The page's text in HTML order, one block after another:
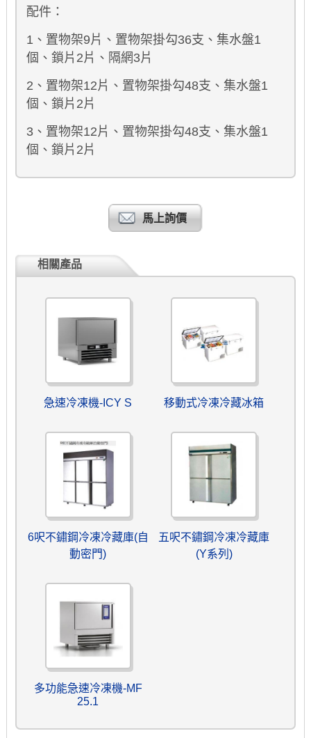
配件：
1、置物架9片、置物架掛勾36支、集水盤1
個、鎖片2片、隔網3片
2、置物架12片、置物架掛勾48支 、集水盤1
個、鎖片2片
3、置物架12片、置物架掛勾48支、集水盤1
個、鎖片2片
馬上詢價
相關產品
急速冷凍機-ICY S 移動式冷凍冷藏冰箱
6呎不鏽鋼冷凍冷藏庫(自
動密門)
五呎不鏽鋼冷凍冷藏庫
(Y系列)
多功能急速冷凍機-MF
25.1